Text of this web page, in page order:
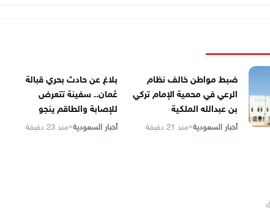
ضبط مواطن خالف نظام
الرعي في محمية الإمام تركي
بن عبدالله الملكية
أخبار السعودية•منذ 21 دقيقة
بلاغ عن حادث بحري قبالة
عُمان.. سفينة تتعرض
للإصابة والطاقم ينجو
أخبار السعودية•منذ 23 دقيقة